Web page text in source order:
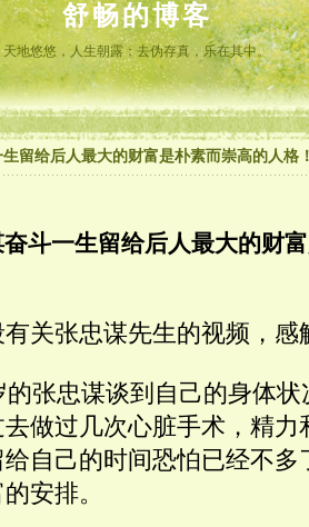
舒畅的博客
天地悠悠，人生朝露；去伪存真，乐在其中。
留给后人最大的财富是朴素而崇高的人格
斗一生留给后人最大的财
关张忠谋先生的视频，感
张忠谋谈到自己的身体
做过几次心脏手术，精力
自己的时间恐怕已经不多
安排。